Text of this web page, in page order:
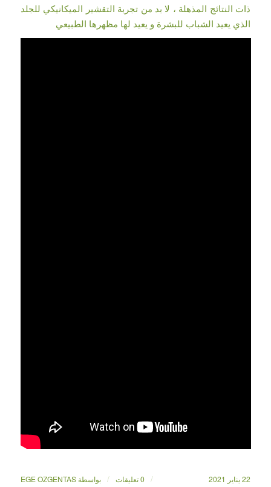
ذات النتائج المذهلة ، لا بد من تجربة التقشير الميكانيكي للجلد
الذي يعيد الشباب للبشرة و يعيد لها مظهرها الطبيعي
22 يناير 2021 / 0 تعليقات / بواسطةEGE OZGENTAS